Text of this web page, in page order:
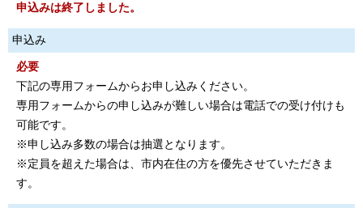
申込みは終了しました。
申込み
必要
下記の専用フォームからお申し込みください。
専用フォームからの申し込みが難しい場合は電話での受け付けも
可能です。
※申し込み多数の場合は抽選となります。
※定員を超えた場合は、市内在住の方を優先させていただきま
す。